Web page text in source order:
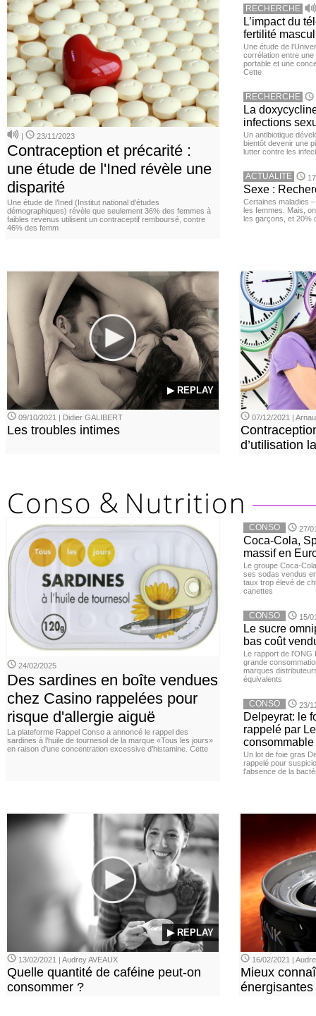
| 23/11/2023
Contraception et précarité :
une étude de l'Ined révèle une
disparité
Une étude de l’Ined (Institut national d'études
démographiques) révèle que seulement 36% des femmes à
faibles revenus utilisent un contraceptif remboursé, contre
46% des femm
RECHERCHE
L’impact du
fertilité
Une étude de
corrélation entre une
portable et une
Cette
RECHERCHE
La
infections
Un antibiotique
bientôt devenir une
lutter contre les
ACTUALITE
Sexe :
Certaines maladies
les femmes. Mais,
les garçons, et 20%
▶ REPLAY
09/10/2021 | Didier GALIBERT
Les troubles intimes
07/12/2021 |
d’utilisation
24/02/2025
Des sardines en boîte vendues
chez Casino rappelées pour
risque d'allergie aiguë
La plateforme Rappel Conso a annoncé le rappel des
sardines à l’huile de tournesol de la marque «Tous les jours»
en raison d'une concentration excessive d’histamine. Cette
CONSO 27/
Coca-Cola,
massif en
Le groupe Coca-
ses sodas vendus
taux trop élevé de
canettes
CONSO 15/
Le sucre
bas coût
Le rapport de l'ONG
grande
marques
équivalents
CONSO 23/
Delpeyrat: le
rappelé par
consommable
Un lot de foie gras
rappelé pour
l'absence de la
▶ REPLAY
13/02/2021 | Audrey AVEAUX
Quelle quantité de caféine peut-on
consommer ?
16/02/2021 |
Mieux
énergisantes